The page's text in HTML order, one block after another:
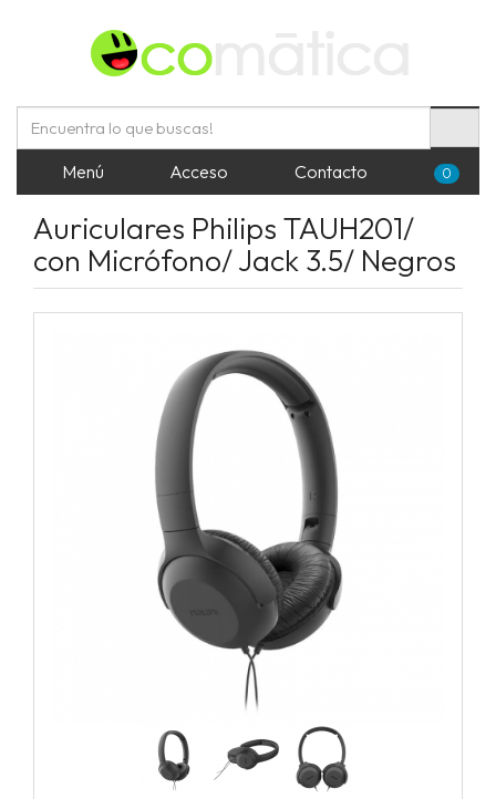
Menú Acceso Contacto 0
Auriculares Philips TAUH201/
con Micrófono/ Jack 3.5/ Negros